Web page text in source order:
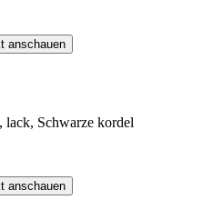
anschauen
Schwarze kordel
anschauen